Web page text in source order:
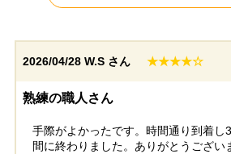
工事実績をもっと見
2026/04/28 W.S さん ★★★★☆
熟練の職人さん
手際がよかったです。時間通り到着し
間に終わりました。ありがとうござい